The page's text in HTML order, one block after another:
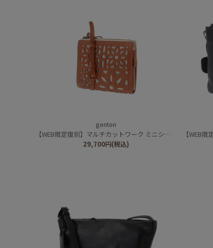
genten
【WEB限定復刻】マルチカットワーク ミニショルダーバッグ
29,700円(税込)
【WEB限